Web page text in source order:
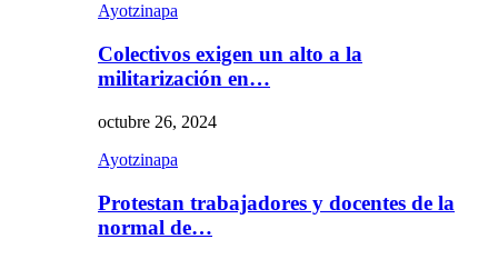
Ayotzinapa
Colectivos exigen un alto a la
militarización en…
octubre 26, 2024
Ayotzinapa
Protestan trabajadores y docentes de la
normal de…